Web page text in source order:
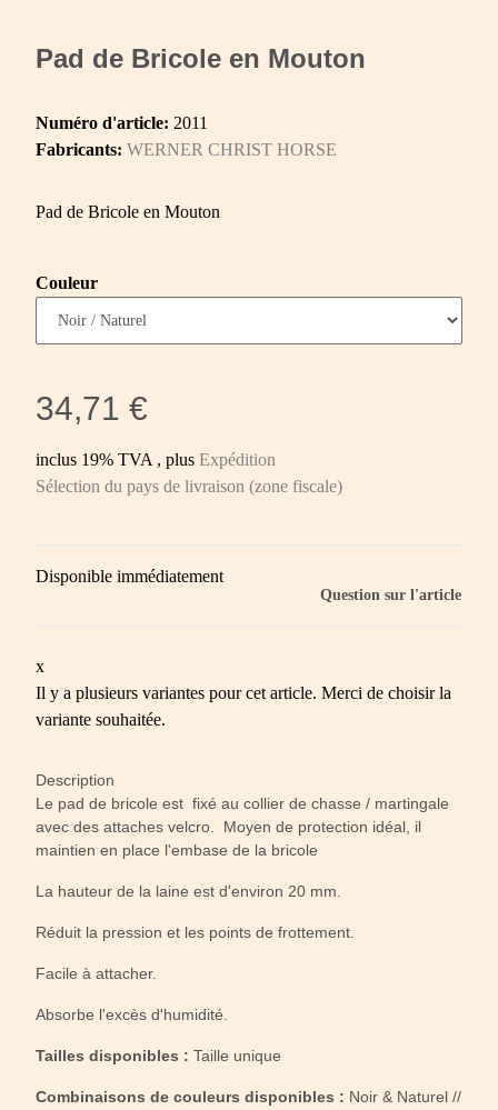
Pad de Bricole en Mouton
Numéro d'article: 2011
Fabricants: WERNER CHRIST HORSE
Pad de Bricole en Mouton
Couleur
34,71 €
inclus 19% TVA , plus Expédition
Sélection du pays de livraison (zone fiscale)
Disponible immédiatement
Question sur l'article
x
Il y a plusieurs variantes pour cet article. Merci de choisir la
variante souhaitée.
Description
Le pad de bricole est fixé au collier de chasse / martingale
avec des attaches velcro. Moyen de protection idéal, il
maintien en place l'embase de la bricole
La hauteur de la laine est d'environ 20 mm.
Réduit la pression et les points de frottement.
Facile à attacher.
Absorbe l'excès d'humidité.
Tailles disponibles : Taille unique
Combinaisons de couleurs disponibles : Noir & Naturel //